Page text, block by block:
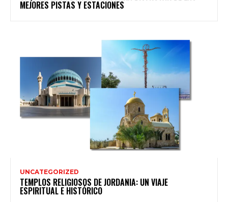
MEJORES PISTAS Y ESTACIONES
UNCATEGORIZED
TEMPLOS RELIGIOSOS DE JORDANIA: UN VIAJE
ESPIRITUAL E HISTÓRICO